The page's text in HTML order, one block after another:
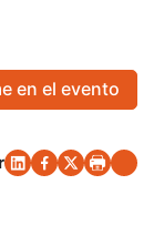
en el evento